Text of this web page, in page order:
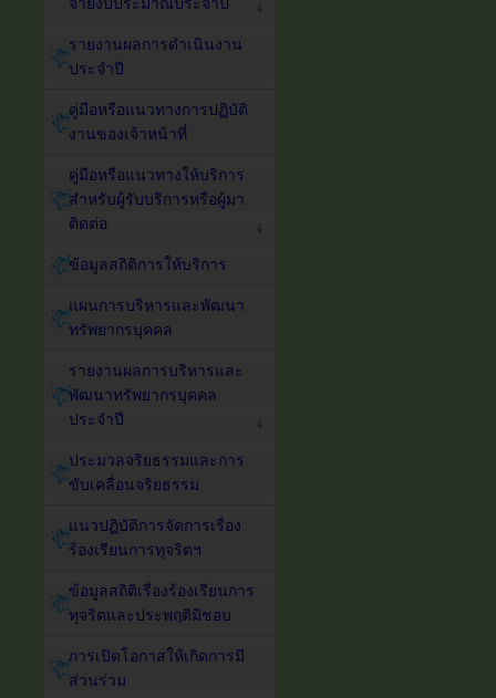
รายงานผลการดำเนินงาน
ประจำปี
คู่มือหรือแนวทางการปฏิบัติ
งานของเจ้าหน้าที่
คู่มือหรือแนวทางให้บริการ
สำหรับผู้รับบริการหรือผู้มา
ติดต่อ
ข้อมูลสถิติการให้บริการ
แผนการบริหารและพัฒนา
ทรัพยากรบุคคล
รายงานผลการบริหารและ
พัฒนาทรัพยากรบุคคล
ประจำปี
ประมวลจริยธรรมและการ
ขับเคลื่อนจริยธรรม
แนวปฏิบัติการจัดการเรื่อง
ร้องเรียนการทุจริตฯ
ข้อมูลสถิติเรื่องร้องเรียนการ
ทุจริตและประพฤติมิชอบ
การเปิดโอกาสให้เกิดการมี
ส่วนร่วม